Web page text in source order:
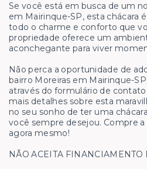
Se você está em busca de um
em Mairinque-SP, esta chácara
todo o charme e conforto que
propriedade oferece um
aconchegante para viver
Não perca a oportunidade de
bairro Moreiras em Mairinque-
através do formulário de
mais detalhes sobre esta
no seu sonho de ter uma
você sempre desejou. Compre
agora mesmo!
NÃO ACEITA FINANCIAMENTO